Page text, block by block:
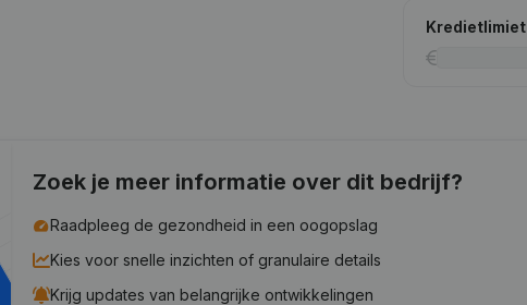
Kredietlimiet
Zoek je meer informatie over dit bedrijf?
Raadpleeg de gezondheid in een oogopslag
Kies voor snelle inzichten of granulaire details
Krijg updates van belangrijke ontwikkelingen